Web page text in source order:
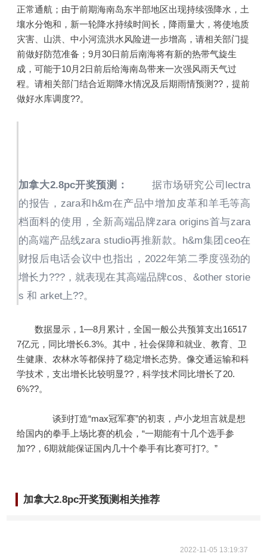
正常通航；由于前期海南岛东半部地区出现持续强降水，土
壤水分饱和，新一轮降水持续时间长，降雨量大，将使地质
灾害、山洪、中小河流洪水风险进一步增高，请相关部门提
前做好防范准备；9月30日前后南海将有新的热带气旋生
成，可能于10月2日前后给海南岛带来一次强风雨天气过
程。请相关部门结合近期降水情况及后期雨情预测??，提前
做好水库调度??。
加拿大2.8pc开奖预测：
据市场研究公司lectra
的报告，zara和h&m在产品中增加皮革和羊毛等高
档面料的使用，全新高端品牌zara origins首与zara
的高端产品线zara studio再推新款。h&m集团ceo在
财报后电话会议中也指出，2022年第二季度强劲的
增长力???，就表现在其高端品牌cos、&other storie
s 和 arket上??。
数据显示，1—8月累计，全国一般公共预算支出16517
7亿元，同比增长6.3%。其中，社会保障和就业、教育、卫
生健康、农林水等都保持了稳定增长态势。像交通运输和科
学技术，支出增长比较明显??，科学技术同比增长了20.
6%??。
谈到打造“max冠军赛”的初衷，卢小龙坦言就是想
给国内的拳手上场比赛的机会，“一期能有十几个选手参
加??，6期就能保证国内几十个拳手有比赛可打?。”
加拿大2.8pc开奖预测相关推荐
2022-11-05 13:19:37